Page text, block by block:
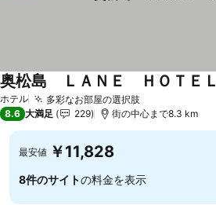
ホテル 多彩なお部屋の選択肢
奥松島 ＬＡＮＥ ＨＯＴＥＬ
8.6 大満足 229 街の中心まで8.3 km
最安値 ￥11,828
8件のサイトの料金を表示